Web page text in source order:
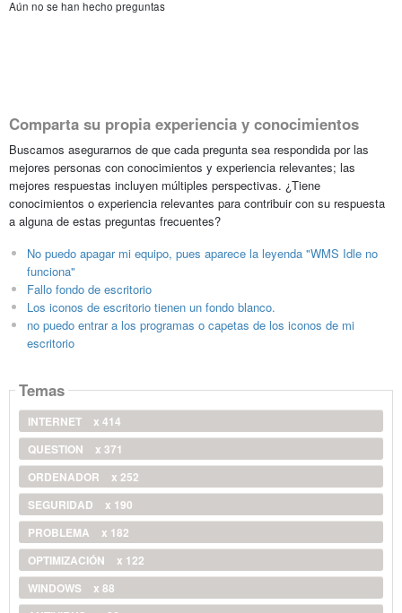
Aún no se han hecho preguntas
Comparta su propia experiencia y conocimientos
Buscamos asegurarnos de que cada pregunta sea respondida por las
mejores personas con conocimientos y experiencia relevantes; las
mejores respuestas incluyen múltiples perspectivas. ¿Tiene
conocimientos o experiencia relevantes para contribuir con su respuesta
a alguna de estas preguntas frecuentes?
No puedo apagar mi equipo, pues aparece la leyenda "WMS Idle no
funciona"
Fallo fondo de escritorio
Los iconos de escritorio tienen un fondo blanco.
no puedo entrar a los programas o capetas de los iconos de mi
escritorio
Temas
INTERNET
x 414
QUESTION
x 371
ORDENADOR
x 252
SEGURIDAD
x 190
PROBLEMA
x 182
OPTIMIZACIÓN
x 122
WINDOWS
x 88